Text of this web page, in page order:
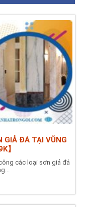
GIẢ ĐÁ TẠI VŨNG
】
các loại sơn giả đá